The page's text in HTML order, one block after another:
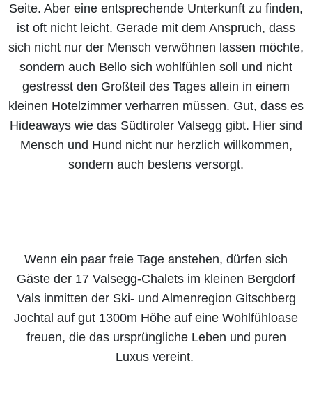
Seite. Aber eine entsprechende Unterkunft zu finden,
ist oft nicht leicht. Gerade mit dem Anspruch, dass
sich nicht nur der Mensch verwöhnen lassen möchte,
sondern auch Bello sich wohlfühlen soll und nicht
gestresst den Großteil des Tages allein in einem
kleinen Hotelzimmer verharren müssen. Gut, dass es
Hideaways wie das Südtiroler Valsegg gibt. Hier sind
Mensch und Hund nicht nur herzlich willkommen,
sondern auch bestens versorgt.
Wenn ein paar freie Tage anstehen, dürfen sich
Gäste der 17 Valsegg-Chalets im kleinen Bergdorf
Vals inmitten der Ski- und Almenregion Gitschberg
Jochtal auf gut 1300m Höhe auf eine Wohlfühloase
freuen, die das ursprüngliche Leben und puren
Luxus vereint.